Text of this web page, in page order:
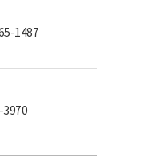
1487
3970